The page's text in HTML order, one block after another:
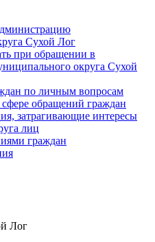
Сухой Лог
при обращении в
округа Сухой
по личным вопросам
сфере обращений граждан
затрагивающие интересы
лиц
граждан
Лог